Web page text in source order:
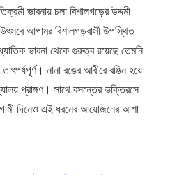
ভাবনায় চলা বিশালগড়ের উদ্দমী
আপামর বিশালগড়বাসী উপস্থিত
ভাবনা থেকে গুরুত্ব রয়েছে তেমনি
নানা রঙের আবীরে রঙিন হয়ে
প্রাঙ্গণ। সাথে বসন্তের ভক্তিরসে
দিনেও এই ধরনের আয়োজনের আশা